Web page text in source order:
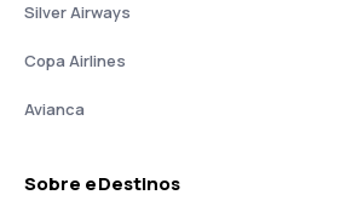
Silver Airways
Copa Airlines
Avianca
Sobre eDestinos